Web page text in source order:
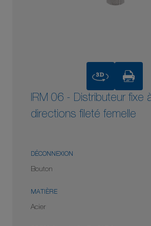
3D
IRM 06 - Distributeur fixe
directions fileté femelle
DÉCONNEXION
Bouton
MATIÈRE
Acier